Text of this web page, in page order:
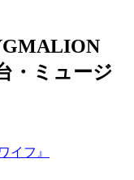
・ミュージ
イフ』